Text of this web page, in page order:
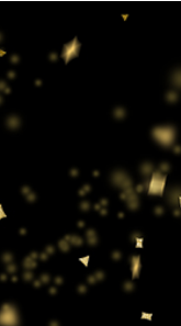
생성된 의류 모델
리 리터칭 서비스
샵 텍스처
전체 컬렉션
오버레이 전체 컬렉